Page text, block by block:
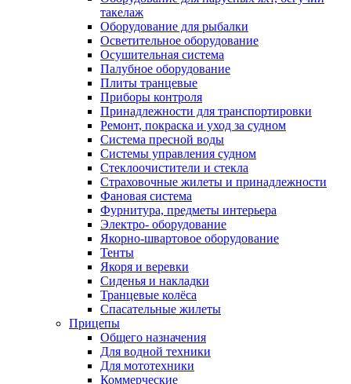
такелаж
Оборудование для рыбалки
Осветительное оборудование
Осушительная система
Палубное оборудование
Плиты транцевые
Приборы контроля
Принадлежности для транспортировки
Ремонт, покраска и уход за судном
Система пресной воды
Системы управления судном
Стеклоочистители и стекла
Страховочные жилеты и принадлежности
Фановая система
Фурнитура, предметы интерьера
Электро- оборудование
Якорно-швартовое оборудование
Тенты
Якоря и веревки
Сиденья и накладки
Транцевые колёса
Спасательные жилеты
Прицепы
Общего назначения
Для водной техники
Для мототехники
Коммерческие